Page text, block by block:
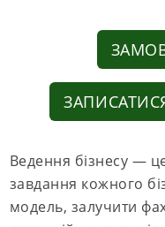
Ведення бізнесу —
завдання кожного
модель, залучити